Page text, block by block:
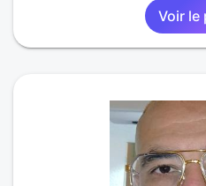
Voir le